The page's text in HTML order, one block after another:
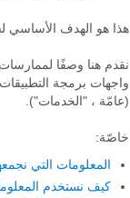
هذا هو الهدف الأساسي
نقدم هنا وصفًا لممارسات
واجهات برمجة
(عامّة ، "الخدمات").
خاصّة:
المعلومات التي
كيف نستخدم